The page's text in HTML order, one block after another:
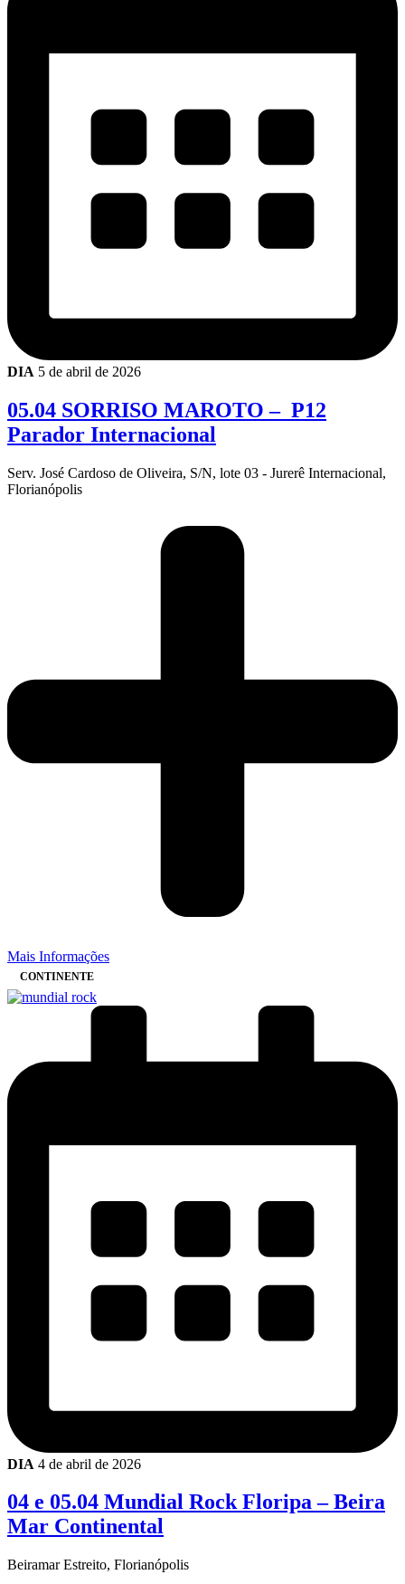
DIA 5 de abril de 2026
05.04 SORRISO MAROTO – P12
Parador Internacional
Serv. José Cardoso de Oliveira, S/N, lote 03 - Jurerê Internacional,
Florianópolis
Mais Informações
CONTINENTE
DIA 4 de abril de 2026
04 e 05.04 Mundial Rock Floripa – Beira
Mar Continental
Beiramar Estreito, Florianópolis